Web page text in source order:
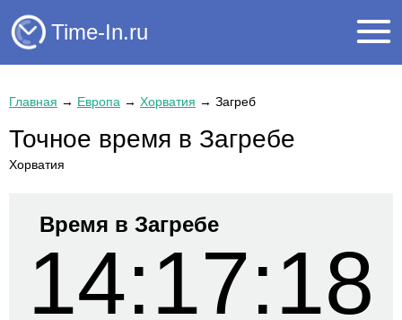
Time-In.ru
Главная → Европа → Хорватия → Загреб
Точное время в Загребе
Хорватия
Время в Загребе
14:17:18